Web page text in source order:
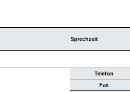
Sprechzeit
Telefon
Fax